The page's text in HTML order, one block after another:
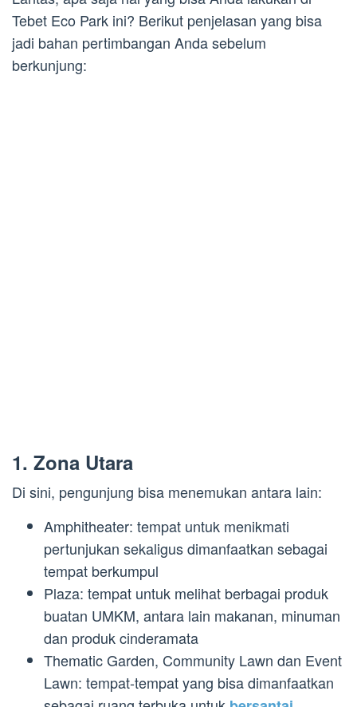
Tebet Eco Park ini? Berikut penjelasan yang bisa
jadi bahan pertimbangan Anda sebelum
berkunjung:
1. Zona Utara
Di sini, pengunjung bisa menemukan antara lain:
Amphitheater: tempat untuk menikmati
pertunjukan sekaligus dimanfaatkan sebagai
tempat berkumpul
Plaza: tempat untuk melihat berbagai produk
buatan UMKM, antara lain makanan, minuman
dan produk cinderamata
Thematic Garden, Community Lawn dan Event
Lawn: tempat-tempat yang bisa dimanfaatkan